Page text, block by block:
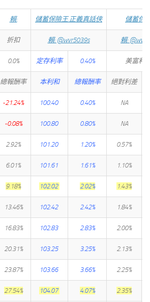
賴: 儲蓄保險王.正義真話侠 儲蓄保
折扣 賴: @wvr5039s 賴:
0.0% 定存利率 0.40% 美富利
總報酬率 本利和 總報酬率 絕對利差
-21.24% 100.40 0.40% NA
-0.08% 100.80 0.80% NA
2.92% 101.20 1.20% 0.57%
6.01% 101.61 1.61% 1.10%
9.18% 102.02 2.02% 1.43%
13.46% 102.42 2.42% 1.84%
16.83% 102.83 2.83% 2.00%
20.31% 103.25 3.25% 2.13%
23.87% 103.66 3.66% 2.25%
27.54% 104.07 4.07% 2.35%